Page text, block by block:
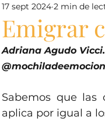
Emigrar
17 sept 2024 2 min de
Adriana Agudo
Sabemos que las
aplica por igual a